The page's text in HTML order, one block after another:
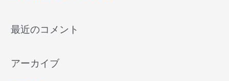
最近のコメント
アーカイブ